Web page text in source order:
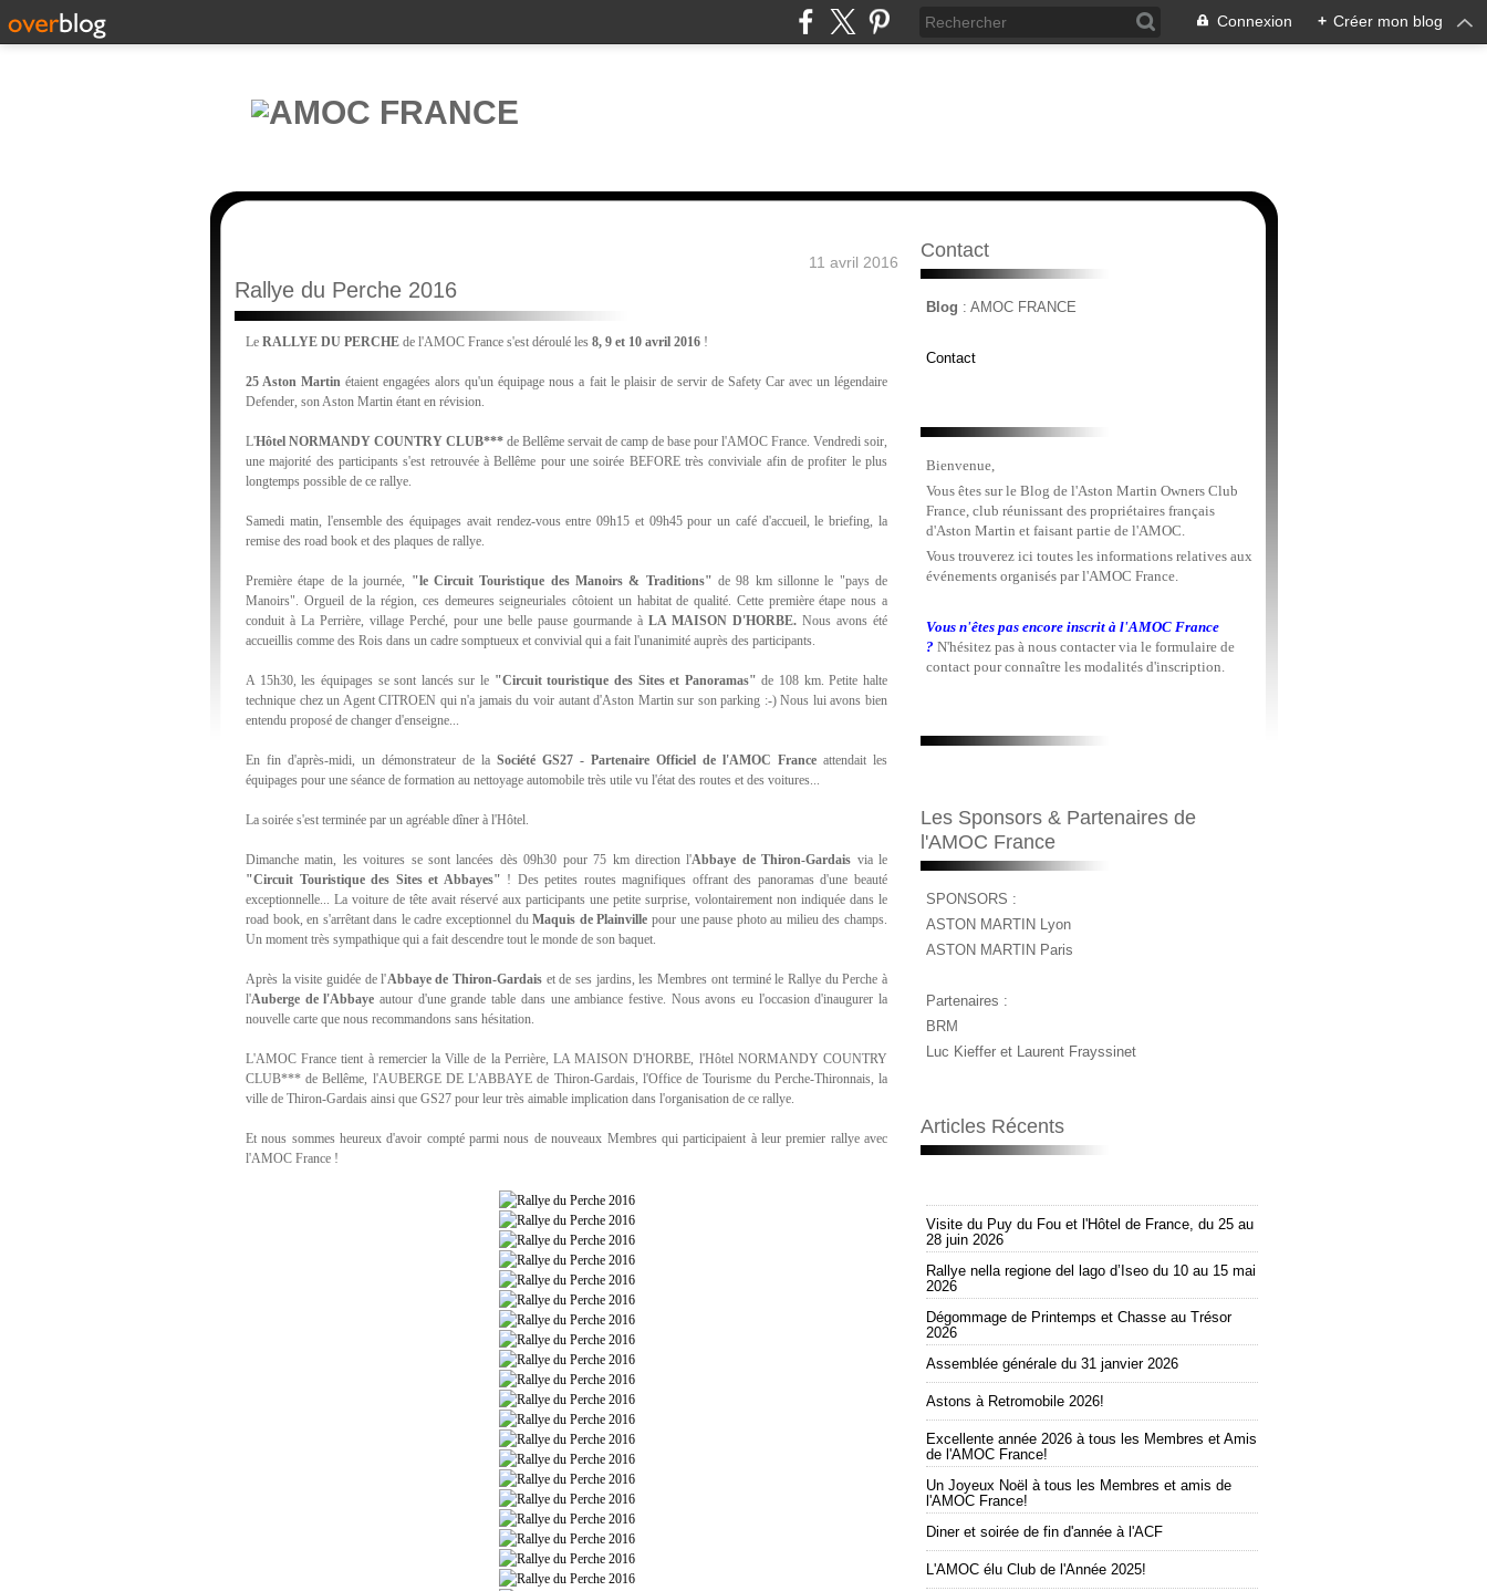
Connexion + Créer mon blog
11 avril 2016
Rallye du Perche 2016
Le RALLYE DU PERCHE de l'AMOC France s'est déroulé les 8, 9 et 10 avril 2016 !
25 Aston Martin étaient engagées alors qu'un équipage nous a fait le plaisir de servir de Safety Car avec un légendaire
Defender, son Aston Martin étant en révision.
L'Hôtel NORMANDY COUNTRY CLUB*** de Bellême servait de camp de base pour l'AMOC France. Vendredi soir,
une majorité des participants s'est retrouvée à Bellême pour une soirée BEFORE très conviviale afin de profiter le plus
longtemps possible de ce rallye.
Samedi matin, l'ensemble des équipages avait rendez-vous entre 09h15 et 09h45 pour un café d'accueil, le briefing, la
remise des road book et des plaques de rallye.
Première étape de la journée, "le Circuit Touristique des Manoirs & Traditions"de 98 km sillonne le "pays de
Manoirs". Orgueil de la région, ces demeures seigneuriales côtoient un habitat de qualité. Cette première étape nous a
conduit à La Perrière, village Perché, pour une belle pause gourmande à LA MAISON D'HORBE. Nous avons été
accueillis comme des Rois dans un cadre somptueux et convivial qui a fait l'unanimité auprès des participants.
A 15h30, les équipages se sont lancés sur le "Circuit touristique des Sites et Panoramas"de 108 km. Petite halte
technique chez un Agent CITROEN qui n'a jamais du voir autant d'Aston Martin sur son parking :-) Nous lui avons bien
entendu proposé de changer d'enseigne...
En fin d'après-midi, un démonstrateur de la Société GS27 - Partenaire Officiel de l'AMOC France attendait les
équipages pour une séance de formation au nettoyage automobile très utile vu l'état des routes et des voitures...
La soirée s'est terminée par un agréable dîner à l'Hôtel.
Dimanche matin, les voitures se sont lancées dès 09h30 pour 75 km direction l'Abbaye de Thiron-Gardais via le
"Circuit Touristique des Sites et Abbayes" ! Des petites routes magnifiques offrant des panoramas d'une beauté
exceptionnelle... La voiture de tête avait réservé aux participants une petite surprise, volontairement non indiquée dans le
road book, en s'arrêtant dans le cadre exceptionnel duMaquis de Plainville pour une pause photo au milieu des champs.
Un moment très sympathique qui a fait descendre tout le monde de son baquet.
Après la visite guidée de l'Abbaye de Thiron-Gardaiset de ses jardins, les Membres ont terminé le Rallye du Perche à
l'Auberge de l'Abbayeautour d'une grande table dans une ambiance festive. Nous avons eu l'occasion d'inaugurer la
nouvelle carte que nous recommandons sans hésitation.
L'AMOC France tient à remercier la Ville de la Perrière, LA MAISON D'HORBE, l'Hôtel NORMANDY COUNTRY
CLUB*** de Bellême, l'AUBERGE DE L'ABBAYE de Thiron-Gardais, l'Office de Tourisme du Perche-Thironnais, la
ville de Thiron-Gardais ainsi que GS27 pour leur très aimable implication dans l'organisation de ce rallye.
Et nous sommes heureux d'avoir compté parmi nous de nouveaux Membres qui participaient à leur premier rallye avec
l'AMOC France !
Contact
Blog : AMOC FRANCE
Contact
Bienvenue,
Vous êtes sur le Blog de l'Aston Martin Owners Club
France, club réunissant des propriétaires français
d'Aston Martin et faisant partie de l'AMOC.
Vous trouverez ici toutes les informations relatives aux
événements organisés par l'AMOC France.
Vous n'êtes pas encore inscrit à l'AMOC France
? N'hésitez pas à nous contacter via le formulaire de
contact pour connaître les modalités d'inscription.
Les Sponsors & Partenaires de
l'AMOC France
SPONSORS :
ASTON MARTIN Lyon
ASTON MARTIN Paris
Partenaires :
BRM
Luc Kieffer et Laurent Frayssinet
Articles Récents
Visite du Puy du Fou et l'Hôtel de France, du 25 au
28 juin 2026
Rallye nella regione del lago d’Iseo du 10 au 15 mai
2026
Dégommage de Printemps et Chasse au Trésor
2026
Assemblée générale du 31 janvier 2026
Astons à Retromobile 2026!
Excellente année 2026 à tous les Membres et Amis
de l'AMOC France!
Un Joyeux Noël à tous les Membres et amis de
l'AMOC France!
Diner et soirée de fin d'année à l'ACF
L'AMOC élu Club de l'Année 2025!